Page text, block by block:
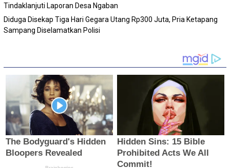
Tindaklanjuti Laporan Desa Ngaban
Diduga Disekap Tiga Hari Gegara Utang Rp300 Juta, Pria Ketapang
Sampang Diselamatkan Polisi